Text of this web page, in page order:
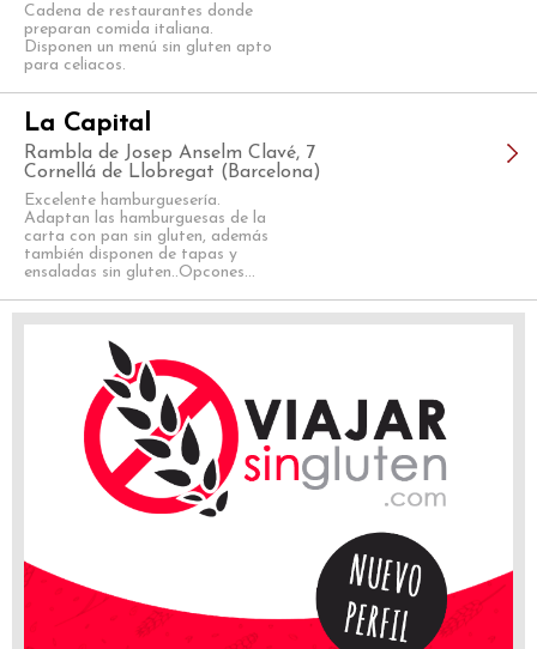
Cadena de restaurantes donde
preparan comida italiana.
Disponen un menú sin gluten apto
para celiacos.
La Capital
Rambla de Josep Anselm Clavé, 7
Cornellá de Llobregat (Barcelona)
Excelente hamburguesería.
Adaptan las hamburguesas de la
carta con pan sin gluten, además
también disponen de tapas y
ensaladas sin gluten..Opcones...